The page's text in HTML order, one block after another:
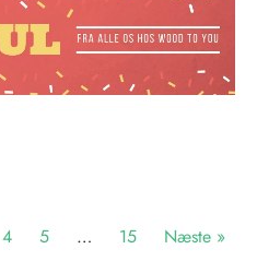
4 5 … 15 Næste »